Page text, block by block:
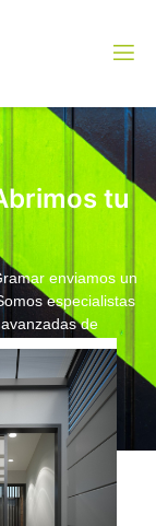
tu
enviamos un
especialistas
de